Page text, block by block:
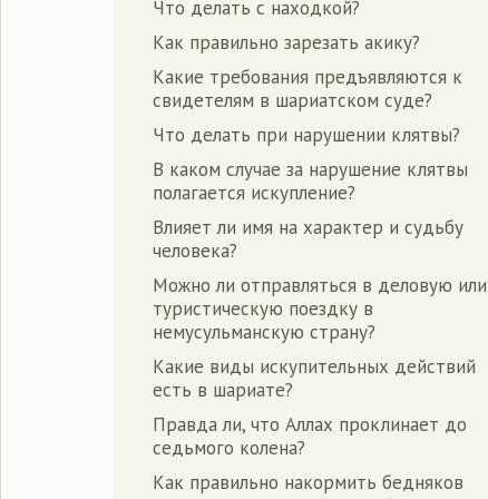
Что делать с находкой?
Как правильно зарезать акику?
Какие требования предъявляются к
свидетелям в шариатском суде?
Что делать при нарушении клятвы?
В каком случае за нарушение клятвы
полагается искупление?
Влияет ли имя на характер и судьбу
человека?
Можно ли отправляться в деловую или
туристическую поездку в
немусульманскую страну?
Какие виды искупительных действий
есть в шариате?
Правда ли, что Аллах проклинает до
седьмого колена?
Как правильно накормить бедняков